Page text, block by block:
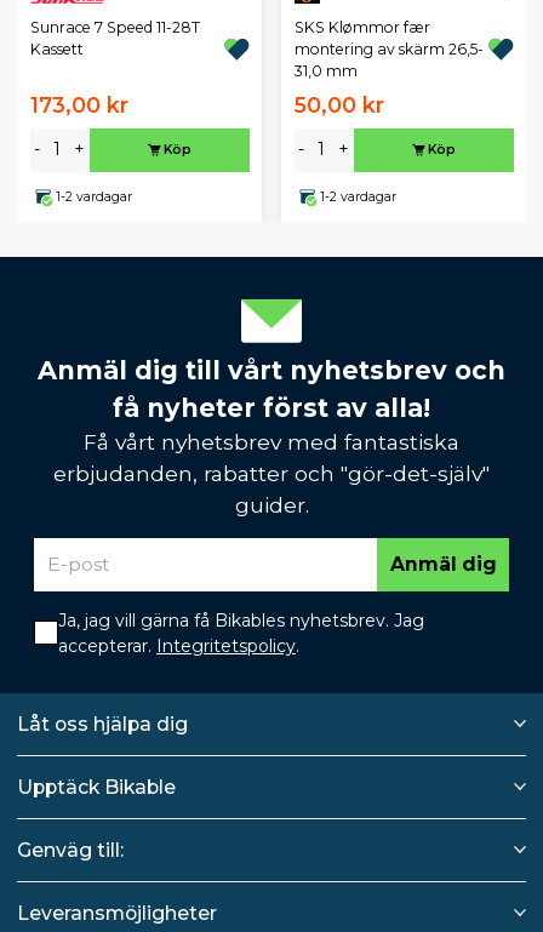
Sunrace 7 Speed 11-28T
Kassett
173,00 kr
- + Köp
1-2 vardagar
SKS Klømmor fær
montering av skärm 26,5-
31,0 mm
50,00 kr
- + Köp
1-2 vardagar
Anmäl dig till vårt nyhetsbrev och
få nyheter först av alla!
Få vårt nyhetsbrev med fantastiska
erbjudanden, rabatter och "gör-det-själv"
guider.
Anmäl dig
Ja, jag vill gärna få Bikables nyhetsbrev. Jag
accepterar. Integritetspolicy.
Låt oss hjälpa dig
Upptäck Bikable
Genväg till:
Leveransmöjligheter